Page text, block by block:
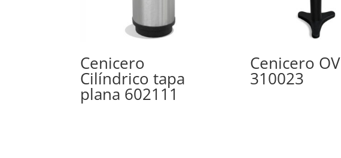
Cenicero
Cilíndrico tapa
plana 602111
Cenicero OV
310023